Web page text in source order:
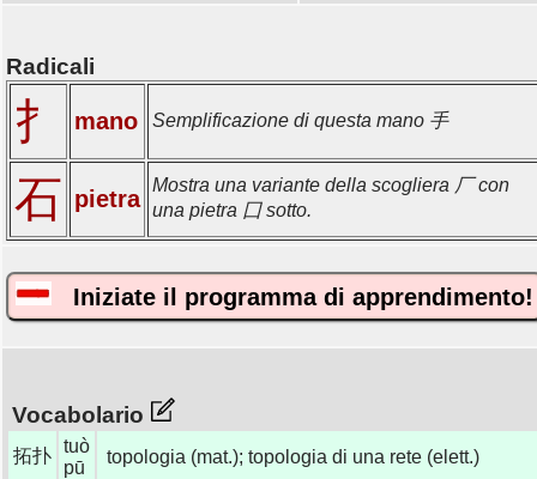
Radicali
扌 mano Semplificazione di questa mano 手
石 pietra
Mostra una variante della scogliera 厂 con
una pietra 囗 sotto.
Iniziate il programma di apprendimento!
Vocabolario
拓扑 tuò
pū
topologia (mat.); topologia di una rete (elett.)